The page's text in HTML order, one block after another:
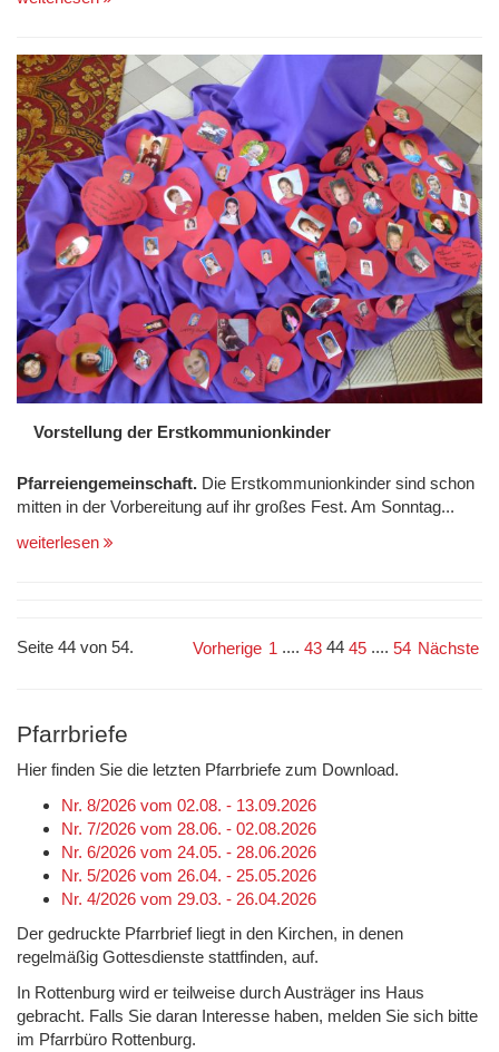
Vorstellung der Erstkommunionkinder
Pfarreiengemeinschaft. Die Erstkommunionkinder sind schon
mitten in der Vorbereitung auf ihr großes Fest. Am Sonntag...
weiterlesen
Seite 44 von 54. Vorherige 1 .... 43 44 45 .... 54 Nächste
Pfarrbriefe
Hier finden Sie die letzten Pfarrbriefe zum Download.
Nr. 8/2026 vom 02.08. - 13.09.2026
Nr. 7/2026 vom 28.06. - 02.08.2026
Nr. 6/2026 vom 24.05. - 28.06.2026
Nr. 5/2026 vom 26.04. - 25.05.2026
Nr. 4/2026 vom 29.03. - 26.04.2026
Der gedruckte Pfarrbrief liegt in den Kirchen, in denen
regelmäßig Gottesdienste stattfinden, auf.
In Rottenburg wird er teilweise durch Austräger ins Haus
gebracht. Falls Sie daran Interesse haben, melden Sie sich bitte
im Pfarrbüro Rottenburg.